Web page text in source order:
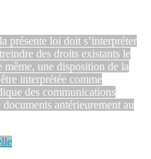
présente loi doit s’interpréter
des droits existants le
même, une disposition de la
interprétée comme
des communications
antérieurement au